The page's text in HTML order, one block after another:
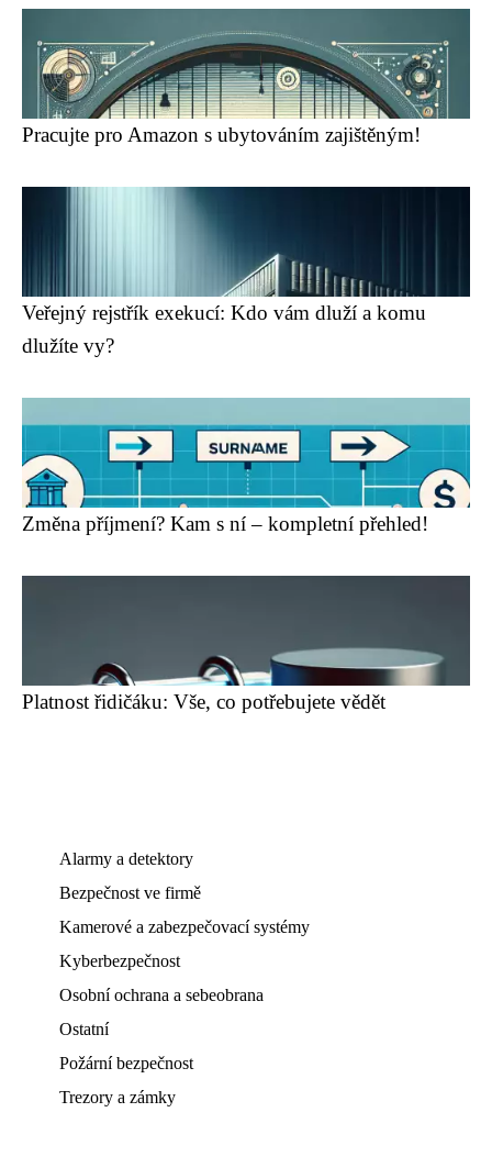
Pracujte pro Amazon s ubytováním zajištěným!
Veřejný rejstřík exekucí: Kdo vám dluží a komu
dlužíte vy?
Změna příjmení? Kam s ní – kompletní přehled!
Platnost řidičáku: Vše, co potřebujete vědět
Alarmy a detektory
Bezpečnost ve firmě
Kamerové a zabezpečovací systémy
Kyberbezpečnost
Osobní ochrana a sebeobrana
Ostatní
Požární bezpečnost
Trezory a zámky